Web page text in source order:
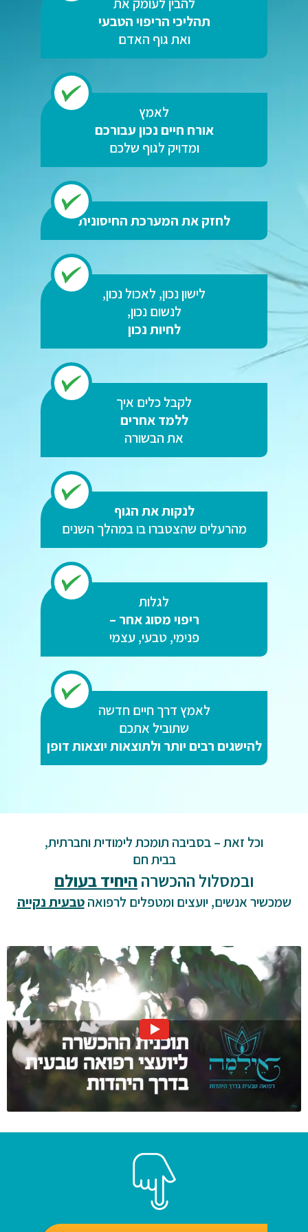
להבין לעומק את
תהליכי הריפוי הטבעי
ואת גוף האדם
לאמץ
אורח חיים נכון עבורכם
ומדויק לגוף שלכם
לחזק את המערכת החיסונית
לישון נכון, לאכול נכון,
לנשום נכון,
לחיות נכון
לקבל כלים איך
ללמד אחרים
את הבשורה
לנקות את הגוף
מהרעלים שהצטברו בו במהלך השנים
לגלות
ריפוי מסוג אחר –
פנימי, טבעי, עצמי
לאמץ דרך חיים חדשה
שתוביל אתכם
להישגים רבים יותר ולתוצאות יוצאות דופן
וכל זאת – בסביבה תומכת לימודית וחברתית,
בבית חם
ובמסלול ההכשרה היחיד בעולם
שמכשיר אנשים, יועצים ומטפלים לרפואהטבעית נקייה